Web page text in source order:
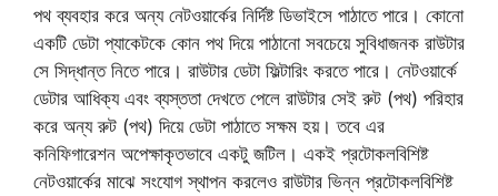
পথ ব্যবহার করে অন্য নেটওয়ার্কের নির্দিষ্ট ডিভাইসে পাঠাতে পারে। কোনো
একটি ডেটা প্যাকেটকে কোন পথ দিয়ে পাঠানো সবচেয়ে সুবিধাজনক রাউটার
সে সিদ্ধান্ত নিতে পারে। রাউটার ডেটা ফিল্টারিং করতে পারে। নেটওয়ার্কে
ডেটার আধিক্য এবং ব্যস্ততা দেখতে পেলে রাউটার সেই রুট (পথ) পরিহার
করে অন্য রুট (পথ) দিয়ে ডেটা পাঠাতে সক্ষম হয়। তবে এর
কনিফিগারেশন অপেক্ষাকৃতভাবে একটু জটিল। একই প্রটোকলবিশিষ্ট
নেটওয়ার্কের মাঝে সংযোগ স্থাপন করলেও রাউটার ভিন্ন প্রটোকলবিশিষ্ট